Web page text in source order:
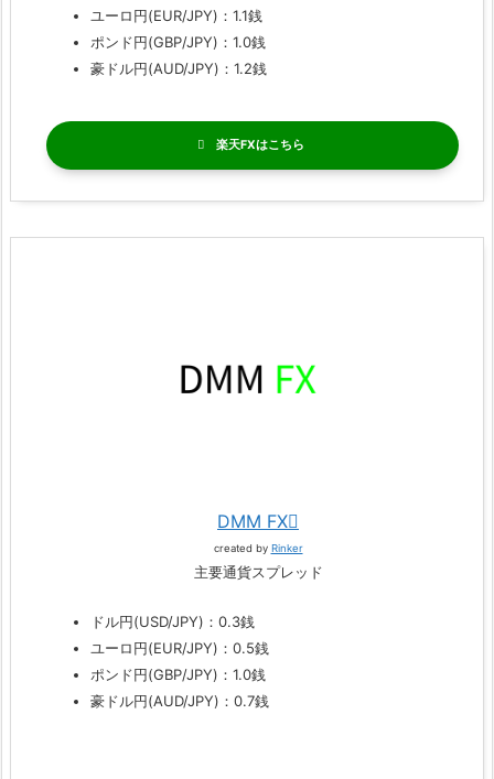
ユーロ円(EUR/JPY)：1.1銭
ポンド円(GBP/JPY)：1.0銭
豪ドル円(AUD/JPY)：1.2銭
楽天FX
DMM FX
created by Rinker
主要通貨スプレッド
ドル円(USD/JPY)：0.3銭
ユーロ円(EUR/JPY)：0.5銭
ポンド円(GBP/JPY)：1.0銭
豪ドル円(AUD/JPY)：0.7銭